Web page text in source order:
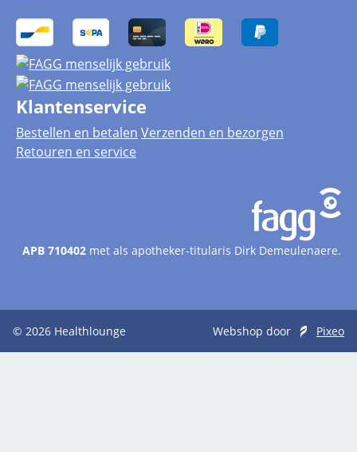
Klantenservice
Bestellen en betalen Verzenden en bezorgen
Retouren en service
APB 710402 met als apotheker-titularis Dirk Demeulenaere.
© 2026 Healthlounge Webshop door Pixeo